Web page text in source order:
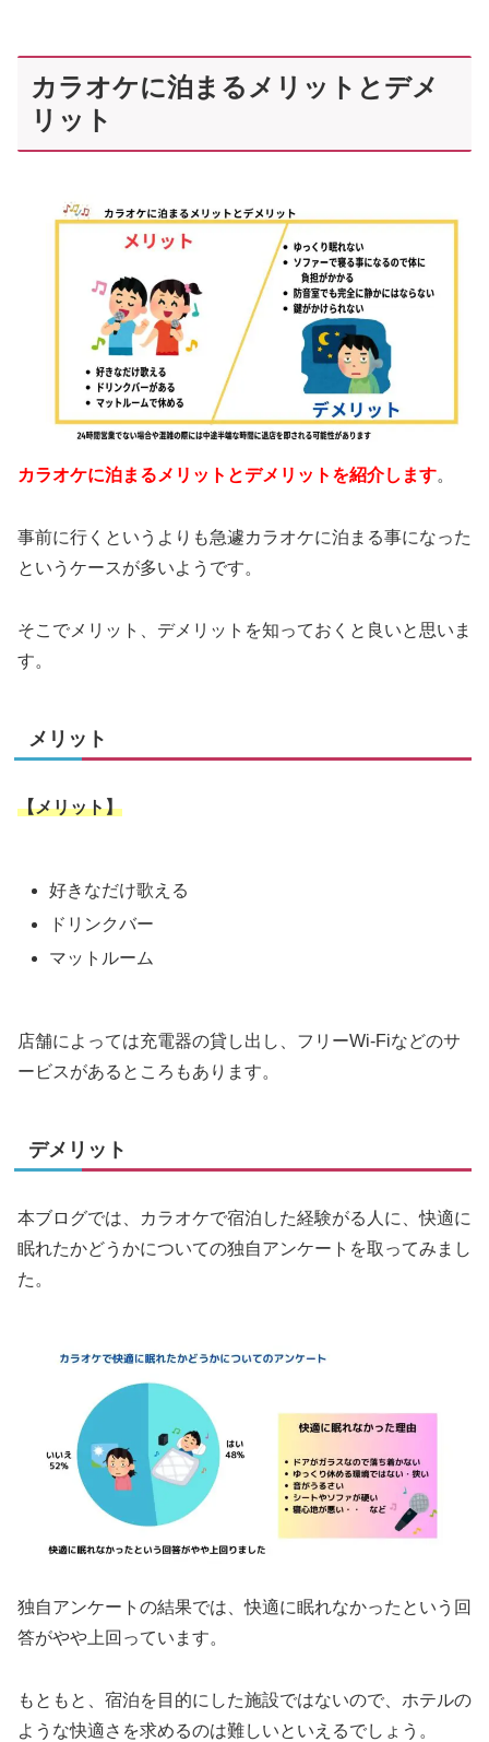
カラオケに泊まるメリットとデメ
リット
カラオケに泊まるメリットとデメリットを紹介します。
事前に行くというよりも急遽カラオケに泊まる事になった
というケースが多いようです。
そこでメリット、デメリットを知っておくと良いと思いま
す。
メリット
【メリット】
好きなだけ歌える
ドリンクバー
マットルーム
店舗によっては充電器の貸し出し、フリーWi-Fiなどのサ
ービスがあるところもあります。
デメリット
本ブログでは、カラオケで宿泊した経験がる人に、快適に
眠れたかどうかについての独自アンケートを取ってみまし
た。
独自アンケートの結果では、快適に眠れなかったという回
答がやや上回っています。
もともと、宿泊を目的にした施設ではないので、ホテルの
ような快適さを求めるのは難しいといえるでしょう。